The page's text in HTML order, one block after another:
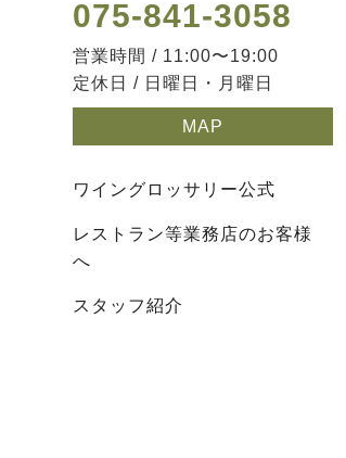
075-841-3058
営業時間 / 11:00〜19:00
定休日 / 日曜日・月曜日
MAP
ワイングロッサリー公式
レストラン等業務店のお客様
へ
スタッフ紹介